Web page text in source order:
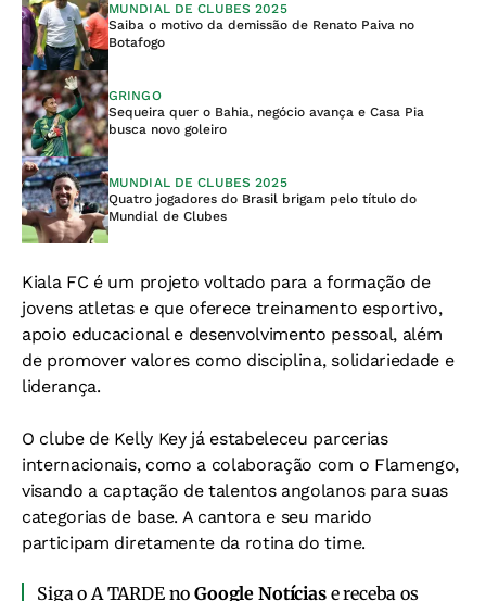
MUNDIAL DE CLUBES 2025
Saiba o motivo da demissão de Renato Paiva no
Botafogo
GRINGO
Sequeira quer o Bahia, negócio avança e Casa Pia
busca novo goleiro
MUNDIAL DE CLUBES 2025
Quatro jogadores do Brasil brigam pelo título do
Mundial de Clubes
Kiala FC é um projeto voltado para a formação de
jovens atletas e que oferece treinamento esportivo,
apoio educacional e desenvolvimento pessoal, além
de promover valores como disciplina, solidariedade e
liderança.
O clube de Kelly Key já estabeleceu parcerias
internacionais, como a colaboração com o Flamengo,
visando a captação de talentos angolanos para suas
categorias de base. A cantora e seu marido
participam diretamente da rotina do time.
Siga o A TARDE noGoogle Notíciase receba os